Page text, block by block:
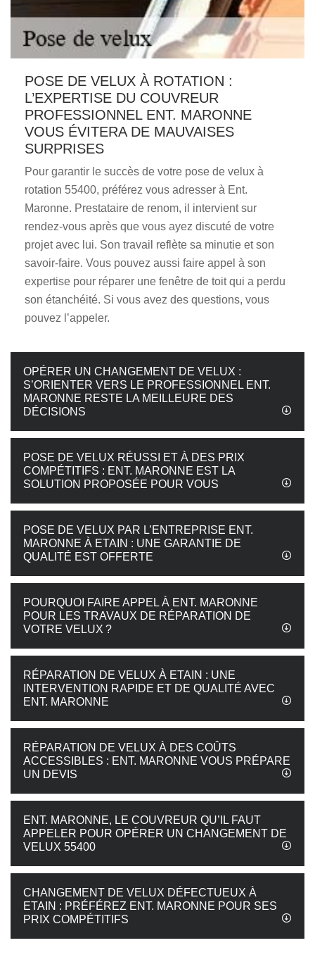
POSE DE VELUX À ROTATION :
L’EXPERTISE DU COUVREUR
PROFESSIONNEL ENT. MARONNE
VOUS ÉVITERA DE MAUVAISES
SURPRISES
Pour garantir le succès de votre pose de velux à
rotation 55400, préférez vous adresser à Ent.
Maronne. Prestataire de renom, il intervient sur
rendez-vous après que vous ayez discuté de votre
projet avec lui. Son travail reflète sa minutie et son
savoir-faire. Vous pouvez aussi faire appel à son
expertise pour réparer une fenêtre de toit qui a perdu
son étanchéité. Si vous avez des questions, vous
pouvez l’appeler.
OPÉRER UN CHANGEMENT DE VELUX :
S’ORIENTER VERS LE PROFESSIONNEL ENT.
MARONNE RESTE LA MEILLEURE DES
DÉCISIONS
POSE DE VELUX RÉUSSI ET À DES PRIX
COMPÉTITIFS : ENT. MARONNE EST LA
SOLUTION PROPOSÉE POUR VOUS
POSE DE VELUX PAR L’ENTREPRISE ENT.
MARONNE À ETAIN : UNE GARANTIE DE
QUALITÉ EST OFFERTE
POURQUOI FAIRE APPEL À ENT. MARONNE
POUR LES TRAVAUX DE RÉPARATION DE
VOTRE VELUX ?
RÉPARATION DE VELUX À ETAIN : UNE
INTERVENTION RAPIDE ET DE QUALITÉ AVEC
ENT. MARONNE
RÉPARATION DE VELUX À DES COÛTS
ACCESSIBLES : ENT. MARONNE VOUS PRÉPARE
UN DEVIS
ENT. MARONNE, LE COUVREUR QU’IL FAUT
APPELER POUR OPÉRER UN CHANGEMENT DE
VELUX 55400
CHANGEMENT DE VELUX DÉFECTUEUX À
ETAIN : PRÉFÉREZ ENT. MARONNE POUR SES
PRIX COMPÉTITIFS